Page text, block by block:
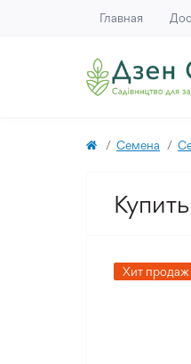
Главная
Семена
Хит продаж